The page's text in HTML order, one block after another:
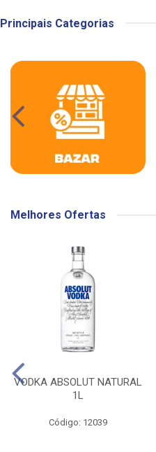
Principais Categorias
Melhores Ofertas
VODKA ABSOLUT NATURAL
1L
Código: 12039